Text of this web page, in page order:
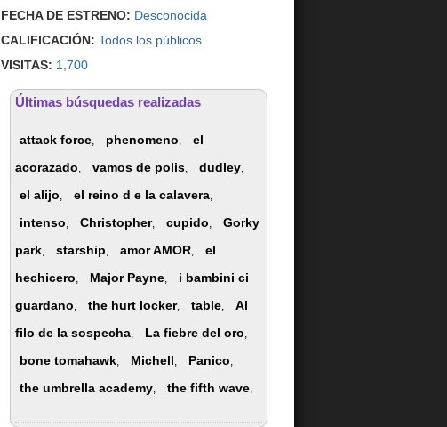
FECHA DE ESTRENO: Desconocida
CALIFICACIÓN: Todos los públicos
VISITAS: 1,700
Últimas búsquedas realizadas
attack force, phenomeno,
el
acorazado, vamos de polis, dudley,
el alijo, el reino d e la calavera,
intenso, Christopher, cupido,
Gorky
park, starship, amor AMOR,
el
hechicero, Major Payne,
i bambini ci
guardano, the hurt locker, table,
Al
filo de la sospecha, La fiebre del oro,
bone tomahawk, Michell, Panico,
the umbrella academy, the fifth wave,